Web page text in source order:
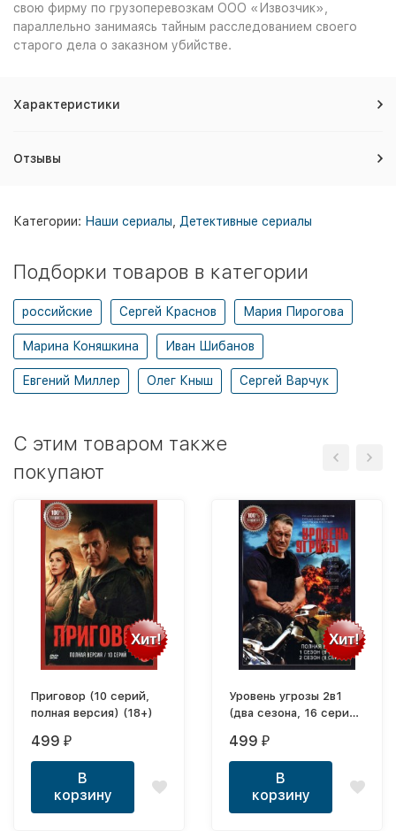
свою фирму по грузоперевозкам ООО «Извозчик»,
параллельно занимаясь тайным расследованием своего
старого дела о заказном убийстве.
Характеристики
Отзывы
Категории: Наши сериалы Детективные сериалы
Подборки товаров в категории
российские Сергей Краснов Мария Пирогова
Марина Коняшкина Иван Шибанов
Евгений Миллер Олег Кныш Сергей Варчук
C этим товаром также
покупают
Хит!
Приговор (10 серий,
полная версия) (18+)
499 ₽
В
корзину
Хит!
Уровень угрозы 2в1
(два сезона, 16 серий,
499 ₽
В
корзину